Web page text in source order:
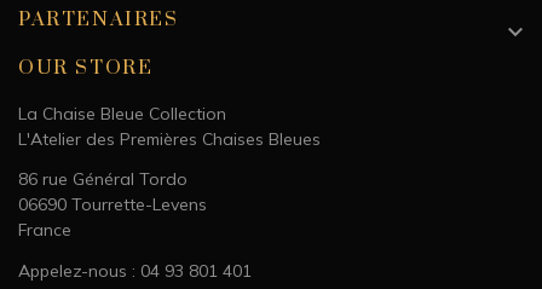
PARTENAIRES 
OUR STORE
La Chaise Bleue Collection
L'Atelier des Premières Chaises Bleues
86 rue Général Tordo
06690 Tourrette-Levens
France
Appelez-nous : 04 93 801 401